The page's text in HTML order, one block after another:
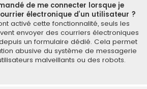
de me connecter lorsque je
électronique d’un utilisateur ?
activé cette fonctionnalité, seuls les
envoyer des courriers électroniques
un formulaire dédié. Cela permet
abusive du système de messagerie
malveillants ou des robots.